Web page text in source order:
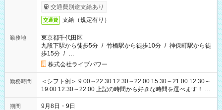
交通費別途支給あり
交通費 支給（規定有り）
勤務地
東京都千代田区
九段下駅から徒歩5分 / 竹橋駅から徒歩10分 / 神保町駅から徒
歩15分 / …
株式会社ライブパワー
勤務時間
＜シフト例＞ 9:00～22:30 12:30～22:00 15:30～21:00 12:30～
19:00 12:30～22:00 上記の時間から好きな時間を選べます！ ※
時間は変更となる可能性があります
期間 9月8日・9日